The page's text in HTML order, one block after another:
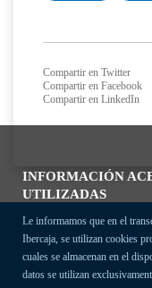
INFORMACIÓN
UTILIZADAS
Le informamos que en el
Ibercaja, se utilizan cookies
cuales se almacenan en el
datos se utilizan
Compartir en Twitter
Compartir en Facebook
Compartir en LinkedIn